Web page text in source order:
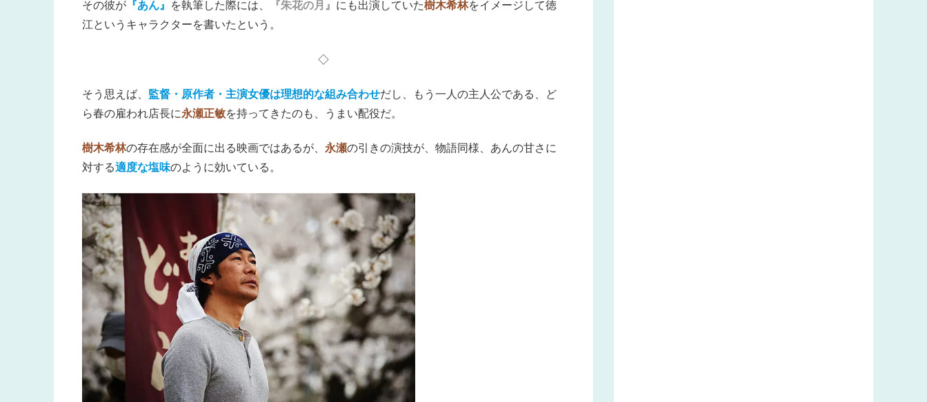
その彼が 『あん』 を執筆した際には、 『朱花の月』 にも出演していた樹木希林をイメージして徳
江というキャラクターを書いたという。
◇
そう思えば、 監督・原作者・主演女優は理想的な組み合わせだし、もう一人の主人公である、ど
ら春の雇われ店長に永瀬正敏を持ってきたのも、うまい配役だ。
樹木希林の存在感が全面に出る映画ではあるが、 永瀬の引きの演技が、物語同様、あんの甘さに
対する適度な塩味のように効いている。